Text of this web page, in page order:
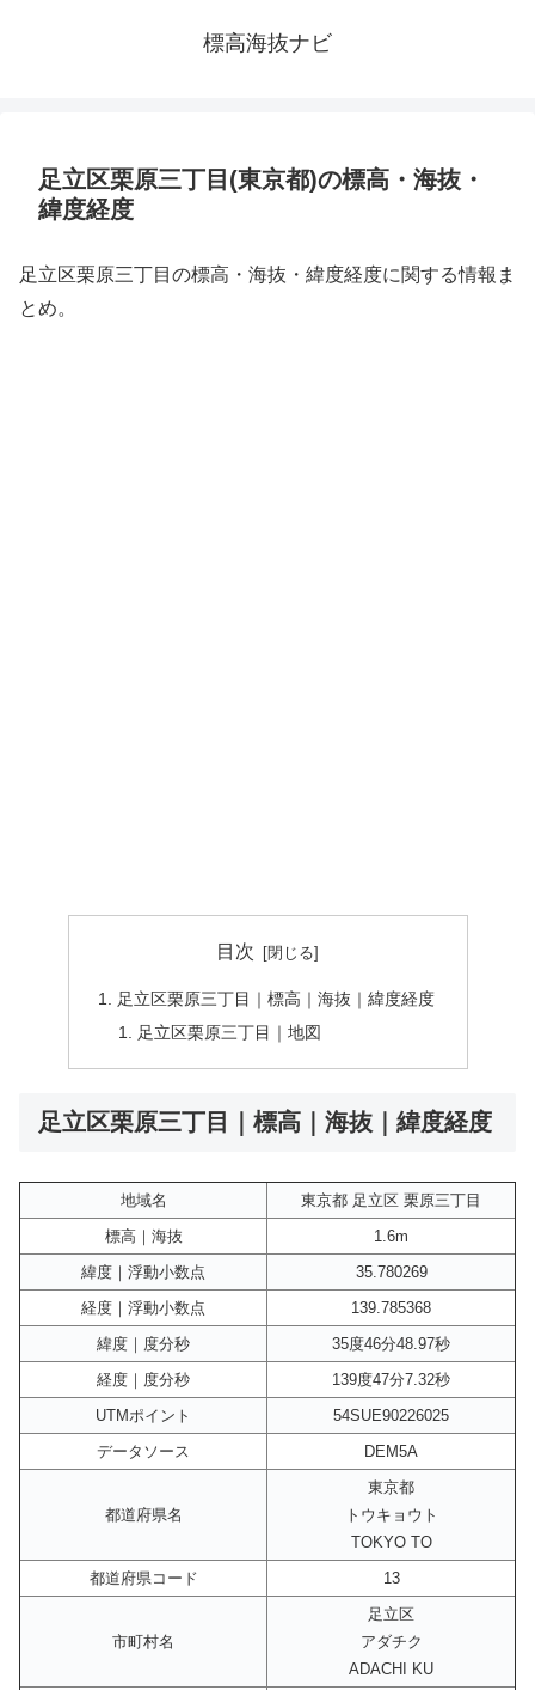
標高海抜ナビ
足立区栗原三丁目(東京都)の標高・海抜・
緯度経度
足立区栗原三丁目の標高・海抜・緯度経度に関する情報ま
とめ。
目次
足立区栗原三丁目｜標高｜海抜｜緯度経度
足立区栗原三丁目｜地図
足立区栗原三丁目｜標高｜海抜｜緯度経度
地域名
東京都 足立区 栗原三丁目
標高｜海抜
1.6m
緯度｜浮動小数点
35.780269
経度｜浮動小数点
139.785368
緯度｜度分秒
35度46分48.97秒
経度｜度分秒
139度47分7.32秒
UTMポイント
54SUE90226025
データソース
DEM5A
都道府県名
東京都
トウキョウト
TOKYO TO
都道府県コード
13
市町村名
足立区
アダチク
ADACHI KU